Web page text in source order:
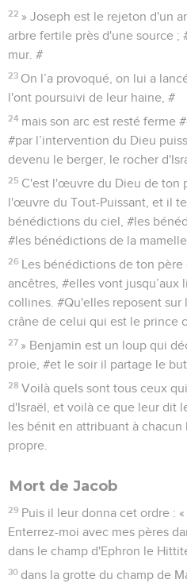
22 » Joseph est le rejeton d'un
arbre fertile près d'une source ;
mur. #
23 On l’a provoqué, on lui a
l'ont poursuivi de leur haine, #
24 mais son arc est resté ferme
#par l’intervention du Dieu
devenu le berger, le rocher
25 C'est l'œuvre du Dieu de ton
l'œuvre du Tout-Puissant, et il
bénédictions du ciel, #les
#les bénédictions de la
26 Les bénédictions de ton père
ancêtres, #elles vont jusqu’aux
collines. #Qu'elles reposent sur
crâne de celui qui est le prince
27 » Benjamin est un loup qui
proie, #et le soir il partage le
28 Voilà quels sont tous ceux
d'Israël, et voilà ce que leur dit
les bénit en attribuant à
propre.
Mort de Jacob
29 Puis il leur donna cet ordre :
Enterrez-moi avec mes pères
dans le champ d'Ephron le
30 dans la grotte du champ de